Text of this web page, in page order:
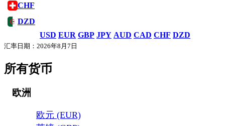
CHF
DZD
USD EUR GBP JPY AUD CAD CHF DZD
汇率日期：2026年8月7日
所有货币
欧洲
欧元 (EUR)